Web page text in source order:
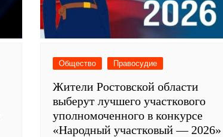
Общество Правосудие
Жители Ростовской области
выберут лучшего участкового
уполномоченного в конкурсе
«Народный участковый — 2026»